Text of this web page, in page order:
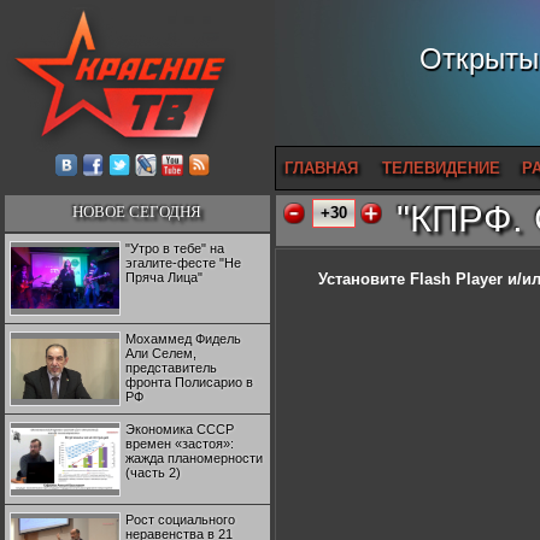
ГЛАВНАЯ ТЕЛЕВИДЕНИЕ
НОВОЕ СЕГОДНЯ
"Утро в тебе" на
эгалите-фесте "Не
Пряча Лица"
Мохаммед Фидель
Али Селем,
представитель
фронта Полисарио в
РФ
Экономика СССР
времен «застоя»:
жажда планомерности
(часть 2)
Рост социального
неравенства в 21
+30 "КПРФ.
Установите Flash Player и/